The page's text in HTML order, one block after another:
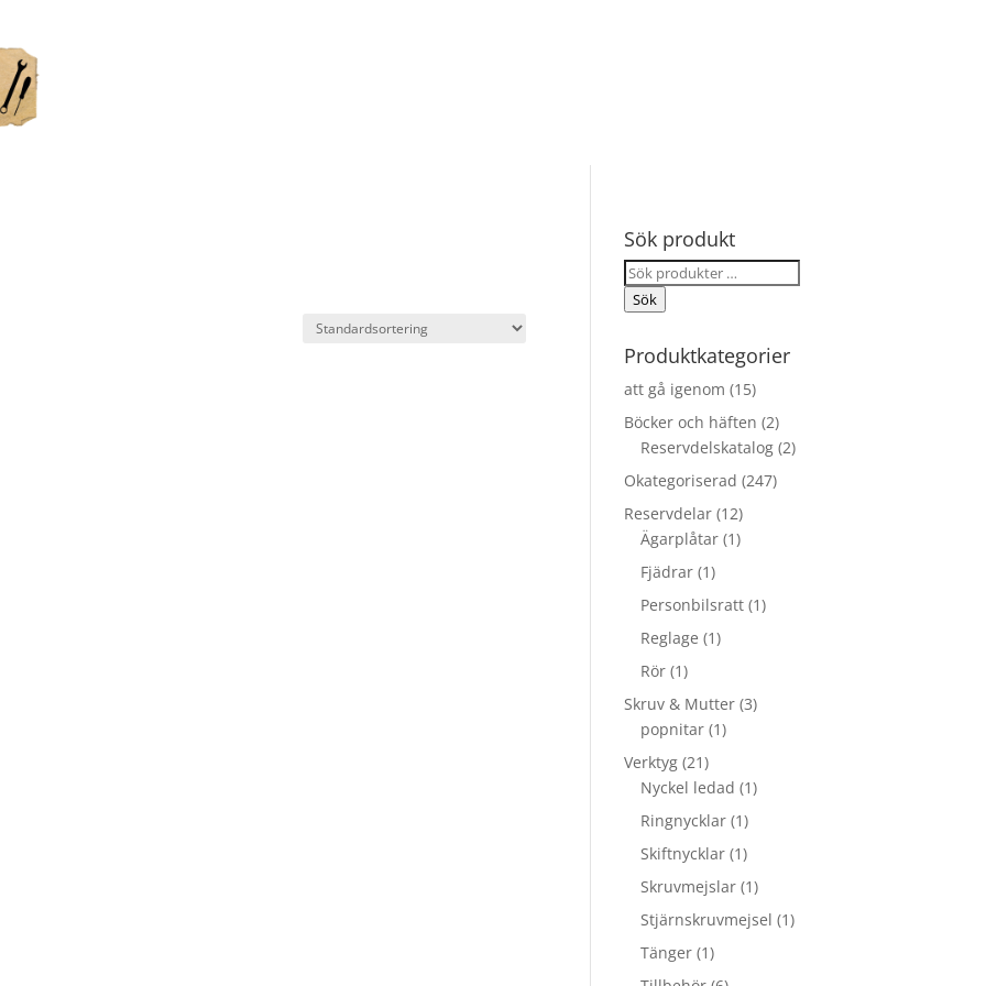
Sök produkt
Sök
efter:
Sök
Produktkategorier
att gå igenom (15)
Böcker och häften (2)
Reservdelskatalog (2)
Okategoriserad (247)
Reservdelar (12)
Ägarplåtar (1)
Fjädrar (1)
Personbilsratt (1)
Reglage (1)
Rör (1)
Skruv & Mutter (3)
popnitar (1)
Verktyg (21)
Nyckel ledad (1)
Ringnycklar (1)
Skiftnycklar (1)
Skruvmejslar (1)
Stjärnskruvmejsel (1)
Tänger (1)